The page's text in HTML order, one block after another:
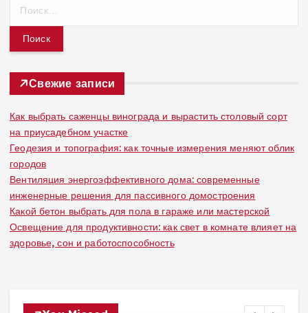
т
Свежие записи
Как выбрать саженцы винограда и вырастить столовый сорт
на приусадебном участке
Геодезия и топография: как точные измерения меняют облик
городов
Вентиляция энергоэффективного дома: современные
инженерные решения для пассивного домостроения
Какой бетон выбрать для пола в гараже или мастерской
Освещение для продуктивности: как свет в комнате влияет на
здоровье, сон и работоспособность